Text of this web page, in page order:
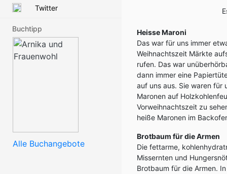
Twitter
Buchtipp
Alle Buchangebote
Heisse Maroni
Das war für uns immer
Weihnachtszeit Märkte
rufen. Das war
dann immer eine
auf uns aus. Sie waren für
Maronen auf
Vorweihnachtszeit zu
heiße Maronen im
Brotbaum für die Armen
Die fettarme,
Missernten und
Brotbaum für die Armen.